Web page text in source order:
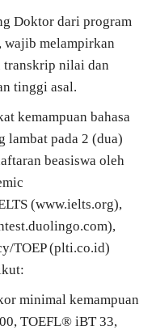
Doktor dari program
wajib melampirkan
transkrip nilai dan
tinggi asal.
kemampuan bahasa
pada 2 (dua)
beasiswa oleh
(www.ielts.org),
TOEP (plti.co.id)
minimal kemampuan
TOEFL® iBT 33,